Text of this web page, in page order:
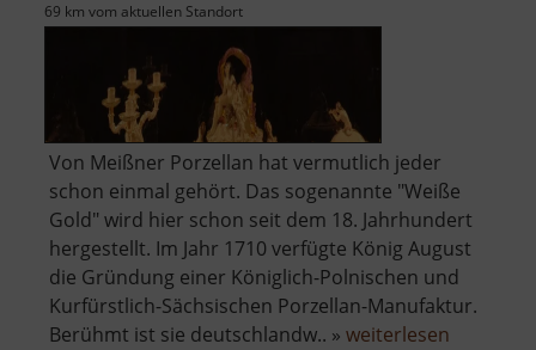
69 km vom aktuellen Standort
Von Meißner Porzellan hat vermutlich jeder
schon einmal gehört. Das sogenannte "Weiße
Gold" wird hier schon seit dem 18. Jahrhundert
hergestellt. Im Jahr 1710 verfügte König August
die Gründung einer Königlich-Polnischen und
Kurfürstlich-Sächsischen Porzellan-Manufaktur.
Berühmt ist sie deutschlandw.. » weiterlesen